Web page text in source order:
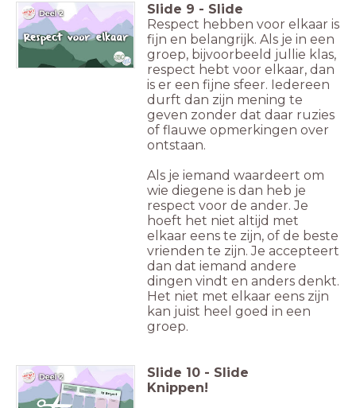
Slide 9 - Slide
Respect hebben voor elkaar is
fijn en belangrijk. Als je in een
groep, bijvoorbeeld jullie klas,
respect hebt voor elkaar, dan
is er een fijne sfeer. Iedereen
durft dan zijn mening te
geven zonder dat daar ruzies
of flauwe opmerkingen over
ontstaan.
Als je iemand waardeert om
wie diegene is dan heb je
respect voor de ander. Je
hoeft het niet altijd met
elkaar eens te zijn, of de beste
vrienden te zijn. Je accepteert
dan dat iemand andere
dingen vindt en anders denkt.
Het niet met elkaar eens zijn
kan juist heel goed in een
groep.
Slide 10 - Slide
Knippen!